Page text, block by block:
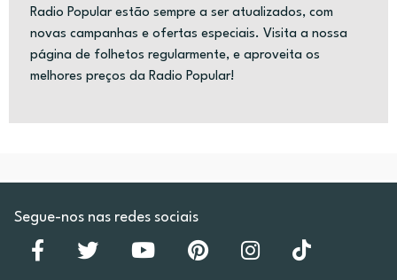
Radio Popular estão sempre a ser atualizados, com
novas campanhas e ofertas especiais. Visita a nossa
página de folhetos regularmente, e aproveita os
melhores preços da Radio Popular!
Segue-nos nas redes sociais